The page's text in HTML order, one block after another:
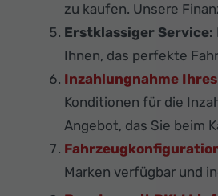
zu kaufen. Unsere
Erstklassiger Service:
Ihnen, das perfekte
Inzahlungnahme
Konditionen für die
Angebot, das Sie beim
Marken verfügbar und